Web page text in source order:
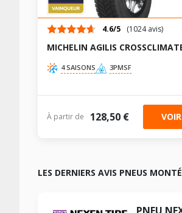
4.6/5 (1024 avis)
MICHELIN AGILIS
4 SAISONS 3PMSF
À partir de 128,50 € VOIR
LES DERNIERS AVIS PNEUS